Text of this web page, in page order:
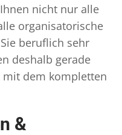
nicht nur alle
organisatorische
beruflich sehr
deshalb gerade
mit dem kompletten
&